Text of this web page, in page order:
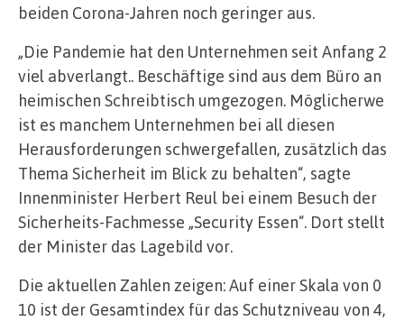
beiden Corona-Jahren noch geringer aus.
„Die Pandemie hat den Unternehmen seit Anfang
viel abverlangt.. Beschäftige sind aus dem Büro an
heimischen Schreibtisch umgezogen. Möglicherweise
ist es manchem Unternehmen bei all diesen
Herausforderungen schwergefallen, zusätzlich das
Thema Sicherheit im Blick zu behalten“, sagte
Innenminister Herbert Reul bei einem Besuch der
Sicherheits-Fachmesse „Security Essen“. Dort stellte
der Minister das Lagebild vor.
Die aktuellen Zahlen zeigen: Auf einer Skala von 0
10 ist der Gesamtindex für das Schutzniveau von